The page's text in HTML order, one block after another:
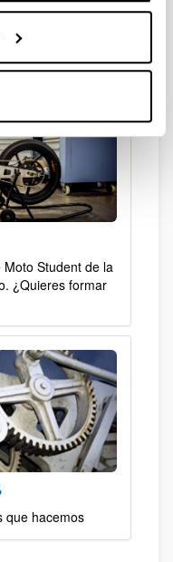
la Tesis
de
Student de la
¿Quieres formar
que hacemos